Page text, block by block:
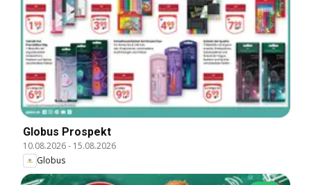
Globus Prospekt
10.08.2026- 15.08.2026
Globus